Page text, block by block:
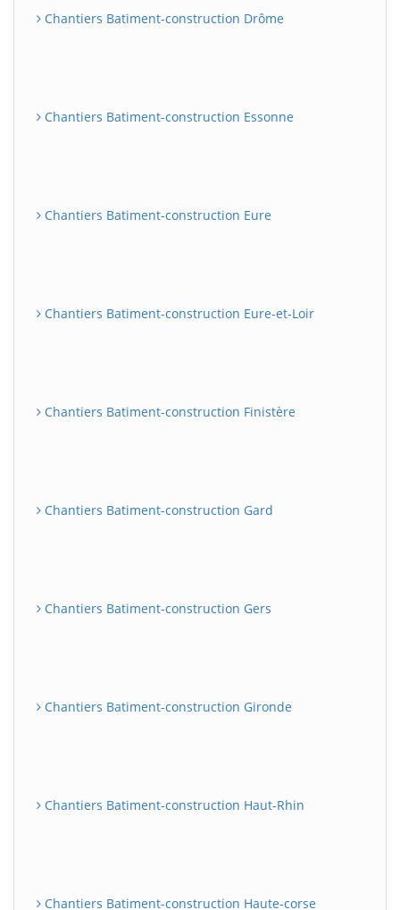
Chantiers Batiment-construction Drôme
Chantiers Batiment-construction Essonne
Chantiers Batiment-construction Eure
Chantiers Batiment-construction Eure-et-Loir
Chantiers Batiment-construction Finistère
Chantiers Batiment-construction Gard
Chantiers Batiment-construction Gers
Chantiers Batiment-construction Gironde
Chantiers Batiment-construction Haut-Rhin
Chantiers Batiment-construction Haute-corse